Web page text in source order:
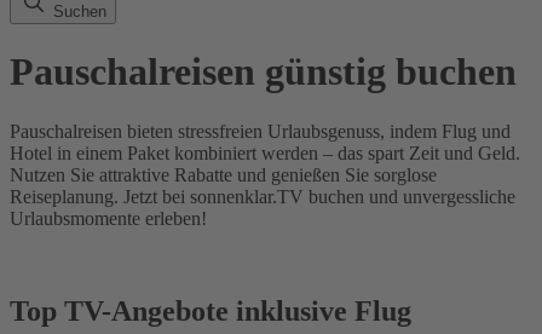
Suchen
Pauschalreisen günstig buchen
Pauschalreisen bieten stressfreien Urlaubsgenuss, indem Flug und
Hotel in einem Paket kombiniert werden – das spart Zeit und Geld.
Nutzen Sie attraktive Rabatte und genießen Sie sorglose
Reiseplanung. Jetzt bei sonnenklar.TV buchen und unvergessliche
Urlaubsmomente erleben!
Top TV-Angebote inklusive Flug